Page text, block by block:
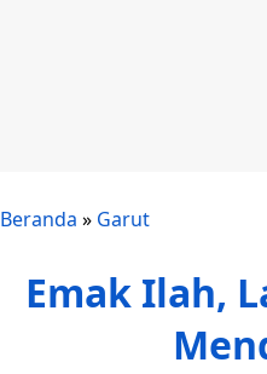
Beranda » Garut
Emak Ilah,